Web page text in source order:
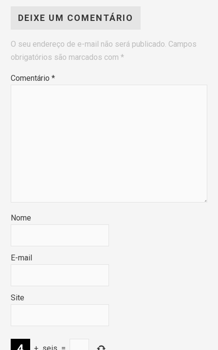
DEIXE UM COMENTÁRIO
O seu endereço de e-mail não será publicado. Campos
obrigatórios são marcados com*
Comentário*
Nome
E-mail
Site